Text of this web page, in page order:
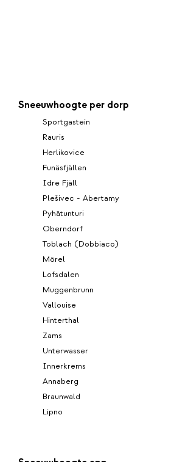
Sneeuwhoogte per dorp
Sportgastein
Rauris
Herlikovice
Funäsfjällen
Idre Fjäll
Plešivec - Abertamy
Pyhätunturi
Oberndorf
Toblach (Dobbiaco)
Mörel
Lofsdalen
Muggenbrunn
Vallouise
Hinterthal
Zams
Unterwasser
Innerkrems
Annaberg
Braunwald
Lipno